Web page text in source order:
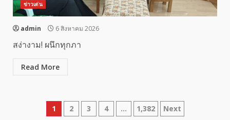
ข่าวเด่น
admin 6 สิงหาคม 2026
สง่างาม! ผนึกทุกภา
Read More
Posts
1 2 3 4 … 1,382 Next